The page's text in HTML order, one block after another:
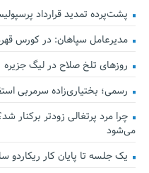
پشت‌پرده تمدید قرارداد
مدیرعامل سپاهان: در کورس
روزهای تلخ صلاح در لیگ جزیره
رسمی؛ بختیاری‌زاده سرمربی
چرا مرد پرتغالی زودتر برکنار
می‌شود
یک جلسه تا پایان کار ریکاردو